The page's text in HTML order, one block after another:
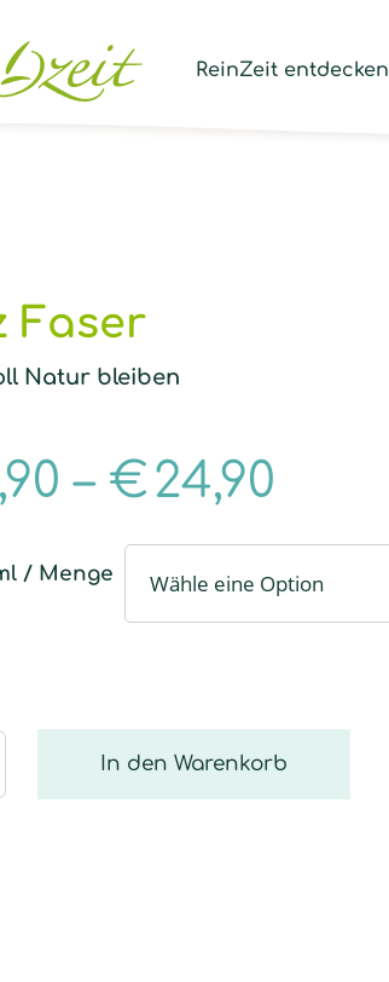
ReinZeit entdecken
Faser
Natur bleiben
– €24,90
/ Menge
In den Warenkorb